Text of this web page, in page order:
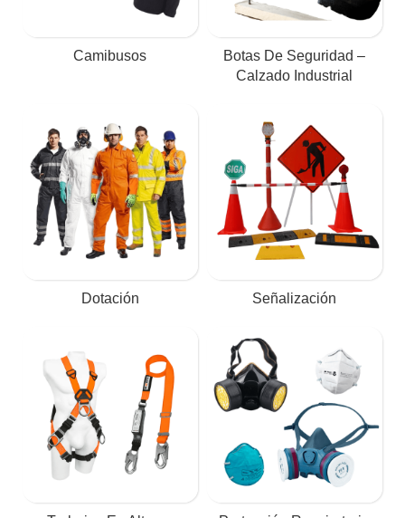
Camibusos
Botas De Seguridad –
Calzado Industrial
Dotación Señalización